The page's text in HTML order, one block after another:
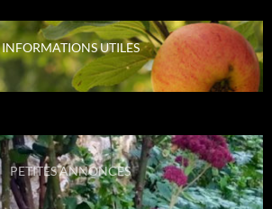
INFORMATIONS UTILES
PETITES ANNONCES